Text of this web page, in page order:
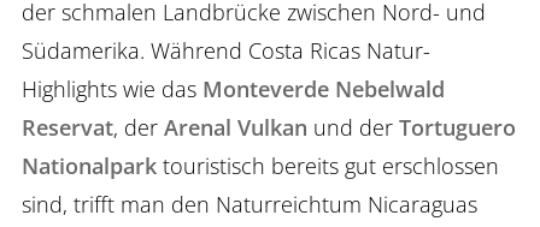
der schmalen Landbrücke zwischen Nord- und
Südamerika. Während Costa Ricas Natur-
Highlights wie das Monteverde Nebelwald
Reservat, der Arenal Vulkan und der Tortuguero
Nationalpark touristisch bereits gut erschlossen
sind, trifft man den Naturreichtum Nicaraguas